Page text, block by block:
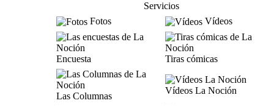
Servicios
Fotos
Vídeos
Encuesta Tiras cómicas
Las Columnas
Vídeos La Noción